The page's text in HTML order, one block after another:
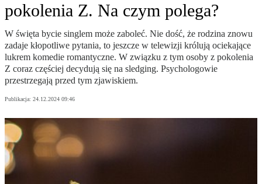
pokolenia Z. Na czym polega?
W święta bycie singlem może zaboleć. Nie dość, że rodzina znowu
zadaje kłopotliwe pytania, to jeszcze w telewizji królują ociekające
lukrem komedie romantyczne. W związku z tym osoby z pokolenia
Z coraz częściej decydują się na sledging. Psychologowie
przestrzegają przed tym zjawiskiem.
Publikacja: 24.12.2024 09:46